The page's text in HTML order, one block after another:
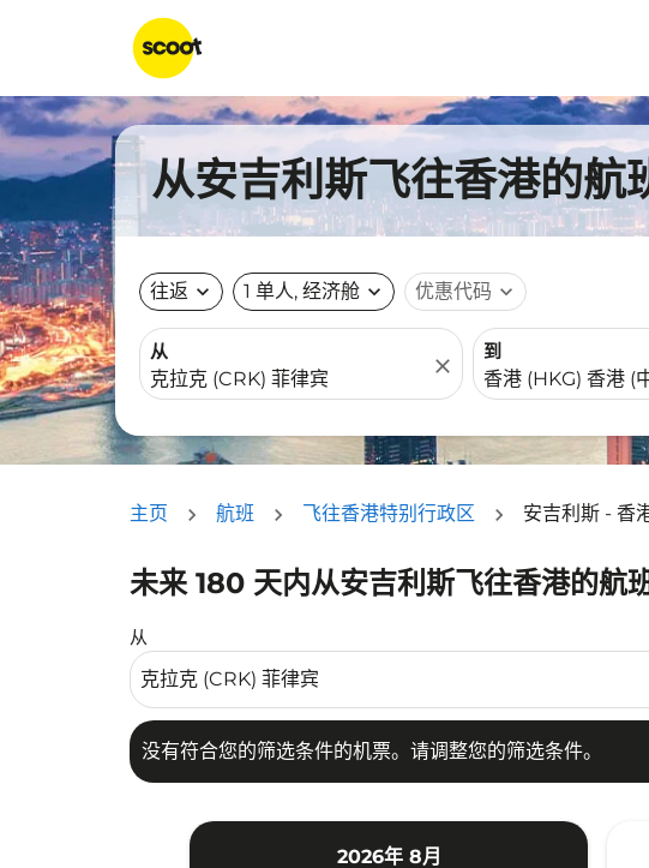
从安吉利斯飞往香港的
往返 expand_more 1 单人, 经济舱 expand_more 优惠代码 expand_more
从
close
到
主页 航班 飞往香港特别行政区 安吉利斯 - 香
未来 180 天内从安吉利斯飞往香港的航
从
没有符合您的筛选条件的机票。请调整您的筛选条件。
没有符合您的筛选条件的机票。请调整您的筛选条件。
2026年 8月